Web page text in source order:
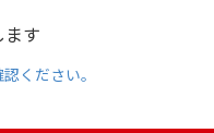
す
ください。